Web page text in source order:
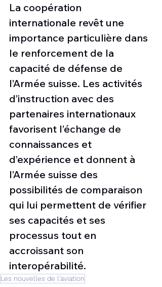
La coopération
internationale revêt une
importance particulière dans
le renforcement de la
capacité de défense de
l’Armée suisse. Les activités
d’instruction avec des
partenaires internationaux
favorisent l’échange de
connaissances et
d’expérience et donnent à
l’Armée suisse des
possibilités de comparaison
qui lui permettent de vérifier
ses capacités et ses
processus tout en
accroissant son
interopérabilité.
Les nouvelles de l'aviation